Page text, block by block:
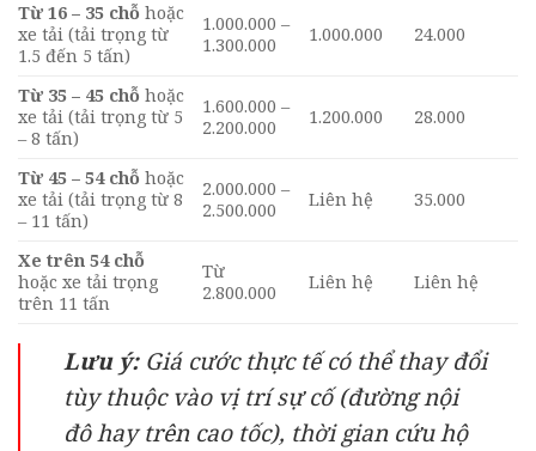
Từ 16 – 35 chỗ hoặc
xe tải (tải trọng từ
1.5 đến 5 tấn)
1.000.000 –
1.300.000
1.000.000 24.000
Từ 35 – 45 chỗ hoặc
xe tải (tải trọng từ 5
– 8 tấn)
1.600.000 –
2.200.000
1.200.000 28.000
Từ 45 – 54 chỗ hoặc
xe tải (tải trọng từ 8
– 11 tấn)
2.000.000 –
2.500.000
Liên hệ 35.000
Xe trên 54 chỗ
hoặc xe tải trọng
trên 11 tấn
Từ
2.800.000
Liên hệ Liên hệ
Lưu ý:Giá cước thực tế có thể thay đổi
tùy thuộc vào vị trí sự cố (đường nội
đô hay trên cao tốc), thời gian cứu hộ